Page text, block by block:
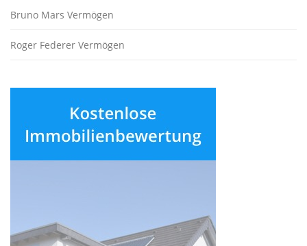
Bruno Mars Vermögen
Roger Federer Vermögen